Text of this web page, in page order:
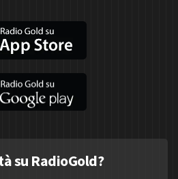
su RadioGold?